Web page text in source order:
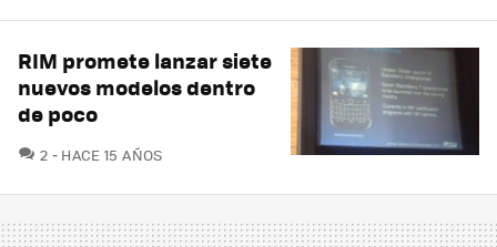
RIM promete lanzar siete
nuevos modelos dentro
de poco
2 COMENTARIOS
HACE 15 AÑOS